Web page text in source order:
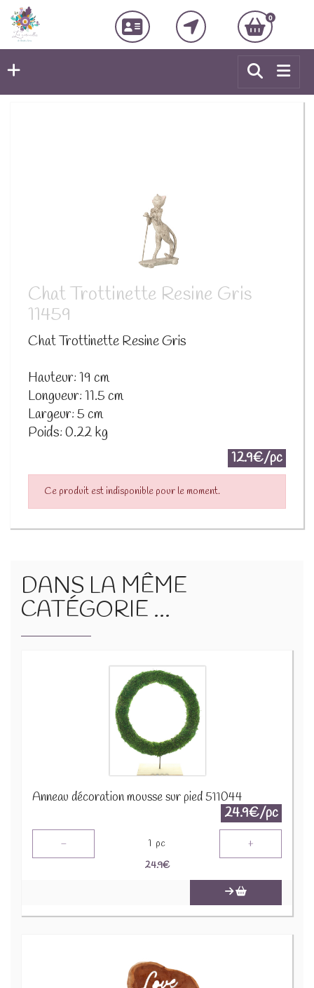
0
Chat Trottinette Resine Gris
11459
Chat Trottinette Resine Gris
Hauteur: 19 cm
Longueur: 11.5 cm
Largeur: 5 cm
Poids: 0.22 kg
12.9€/pc
Ce produit est indisponible pour le moment.
DANS LA MÊME
CATÉGORIE ...
Anneau décoration mousse sur pied 511044
24.9€/pc
- 1 pc +
24.9€